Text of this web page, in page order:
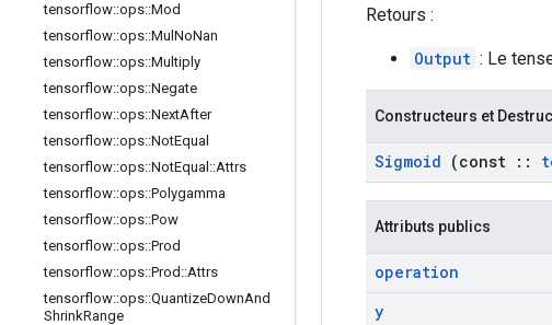
tensorflow::ops::Mod
tensorflow::ops::Mul NoNan
tensorflow::ops::Multiply
tensorflow::ops::Negate
tensorflow::ops::NextAfter
tensorflow::ops::NotEqual
tensorflow::ops::NotEqual ::Attrs
tensorflow::ops::Polygamma
tensorflow::ops::Pow
tensorflow::ops::Prod
tensorflow::ops::Prod ::Attrs
tensorflow::ops::QuantizeDownAnd
ShrinkRange
Retours :
Output : Le
Constructeurs et
Sigmoid (const ::
Attributs publics
operation
y